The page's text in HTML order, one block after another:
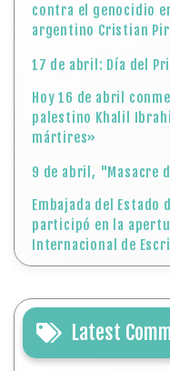
contra el genocidio
argentino Cristian
17 de abril: Día del
Hoy 16 de abril
palestino Khalil
mártires»
9 de abril, "Masacre
Embajada del Estado
participó en la
Internacional de
Latest